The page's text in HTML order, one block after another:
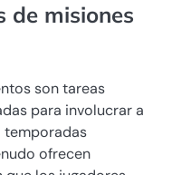
de misiones
son tareas
para involucrar a
temporadas
ofrecen